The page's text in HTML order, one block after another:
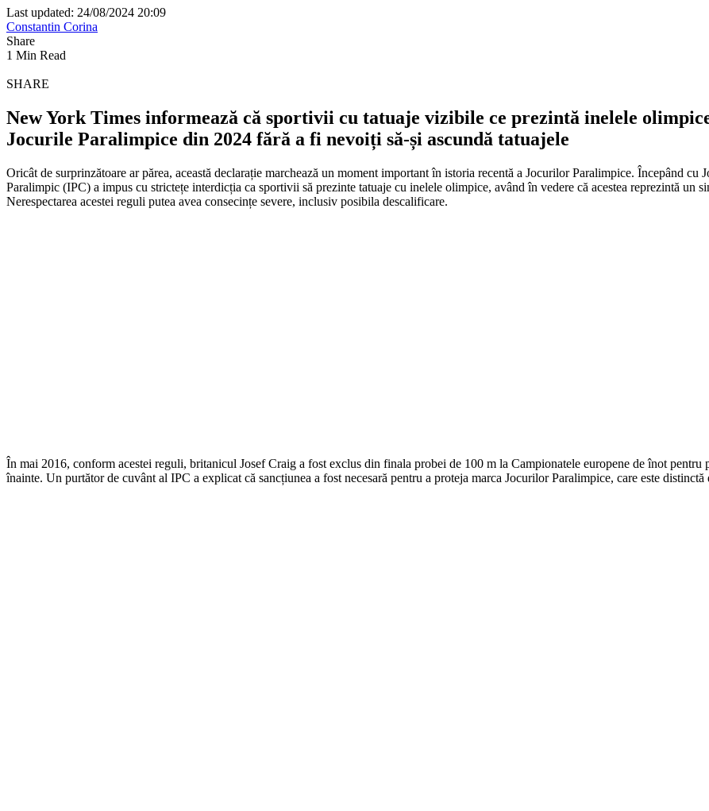
Last updated: 24/08/2024 20:09
Constantin Corina
Share
1 Min Read
SHARE
New York Times informează că sportivii cu tatuaje vizibile ce prezintă inelele
Jocurile Paralimpice din 2024 fără a fi nevoiți să-și ascundă tatuajele
Oricât de surprinzătoare ar părea, această declarație marchează un moment important în istoria recentă a Jocurilor Paralimpice. Începând
Paralimpic (IPC) a impus cu strictețe interdicția ca sportivii să prezinte tatuaje cu inelele olimpice, având în vedere că acestea reprezintă
Nerespectarea acestei reguli putea avea consecințe severe, inclusiv posibila descalificare.
În mai 2016, conform acestei reguli, britanicul Josef Craig a fost exclus din finala probei de 100 m la Campionatele europene de înot
înainte. Un purtător de cuvânt al IPC a explicat că sancțiunea a fost necesară pentru a proteja marca Jocurilor Paralimpice, care este